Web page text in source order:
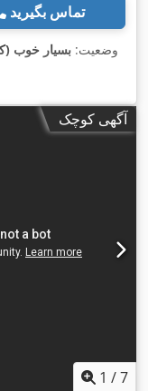
تماس بگیرید
وضعیت: بسیار خوب
آگهی کوچک
1 /7